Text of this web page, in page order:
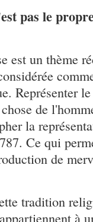
pas le
est un thème
Représenter
de
la
Ce qui
de
tradition
à